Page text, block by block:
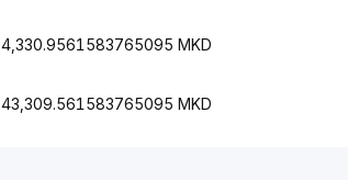
4,330.9561583765095 MKD
43,309.561583765095 MKD